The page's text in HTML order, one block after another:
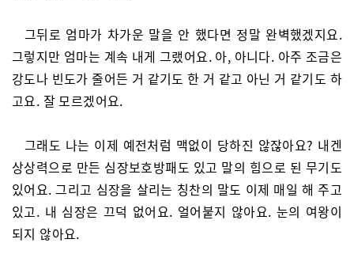
그뒤로 엄마가 차가운 말을 안 했다면 정말 완벽했겠지요.
그렇지만 엄마는 계속 내게 그랬어요. 아, 아니다. 아주 조금은
강도나 빈도가 줄어든 거 같기도 한 거 같고 아닌 거 같기도 하
고요. 잘 모르겠어요.
그래도 나는 이제 예전처럼 맥없이 당하진 않잖아요? 내겐
상상력으로 만든 심장보호방패도 있고 말의 힘으로 된 무기도
있어요. 그리고 심장을 살리는 칭찬의 말도 이제 매일 해 주고
있고. 내 심장은 끄덕 없어요. 얼어붙지 않아요. 눈의 여왕이
되지 않아요.